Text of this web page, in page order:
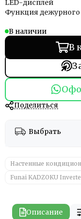
LED-дисплей
Функция дежурного
В наличии
В
Поделиться
Выбрать
Настенные
Funai KADZOKU
Описание